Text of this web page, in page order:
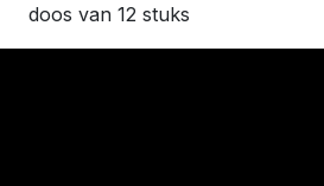
doos van 12 stuks